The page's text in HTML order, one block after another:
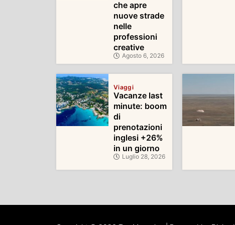
che apre
nuove strade
nelle
professioni
creative
Agosto 6, 2026
Viaggi
Vacanze last
minute: boom
di
prenotazioni
inglesi +26%
in un giorno
Luglio 28, 2026